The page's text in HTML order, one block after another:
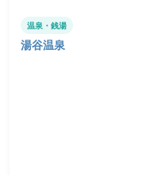
温泉・銭湯
湯谷温泉